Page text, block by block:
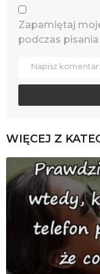
Zapamiętaj
podczas
WIĘCEJ Z